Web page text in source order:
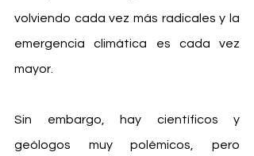
volviendo cada vez más radicales y la
emergencia climática es cada vez
mayor.
Sin embargo, hay científicos y
geólogos muy polémicos, pero